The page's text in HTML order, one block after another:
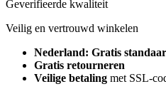
Geverifieerde kwaliteit
Veilig en vertrouwd winkelen
Nederland: Gratis
Gratis retourneren
Veilige betaling met SSL-